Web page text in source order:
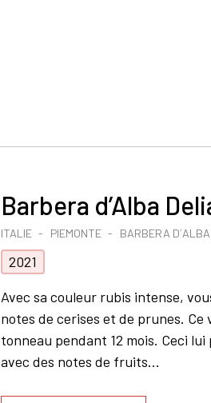
Barbera d’Alba
ITALIE PIEMONTE BARBERA D´ALBA
2021
Avec sa couleur rubis intense,
notes de cerises et de prunes.
tonneau pendant 12 mois. Ceci
avec des notes de fruits...